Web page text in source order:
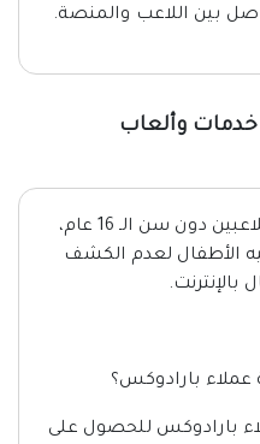
بين اللاعب والمنصة.
وألعاب
تستهدف منصة بارادوكس اللاعبين دون سن الـ 16 عام،
الأطفال لعدم الكشف
بالإنترنت.
بارادوكس؟
بارادوكس للحصول على